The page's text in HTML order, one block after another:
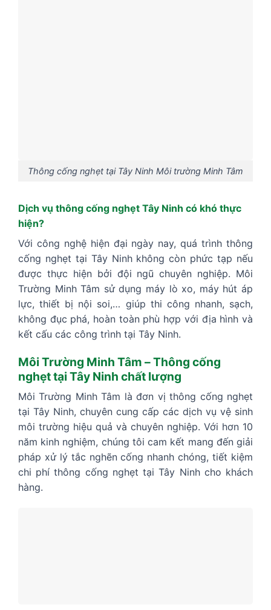
Thông cống nghẹt tại Tây Ninh Môi trường Minh Tâm
Dịch vụ thông cống nghẹt Tây Ninh có khó thực
hiện?
Với công nghệ hiện đại ngày nay, quá trình thông
cống nghẹt tại Tây Ninh không còn phức tạp nếu
được thực hiện bởi đội ngũ chuyên nghiệp. Môi
Trường Minh Tâm sử dụng máy lò xo, máy hút áp
lực, thiết bị nội soi,… giúp thi công nhanh, sạch,
không đục phá, hoàn toàn phù hợp với địa hình và
kết cấu các công trình tại Tây Ninh.
Môi Trường Minh Tâm – Thông cống
nghẹt tại Tây Ninh chất lượng
Môi Trường Minh Tâm là đơn vị thông cống nghẹt
tại Tây Ninh, chuyên cung cấp các dịch vụ vệ sinh
môi trường hiệu quả và chuyên nghiệp. Với hơn 10
năm kinh nghiệm, chúng tôi cam kết mang đến giải
pháp xử lý tắc nghẽn cống nhanh chóng, tiết kiệm
chi phí thông cống nghẹt tại Tây Ninh cho khách
hàng.